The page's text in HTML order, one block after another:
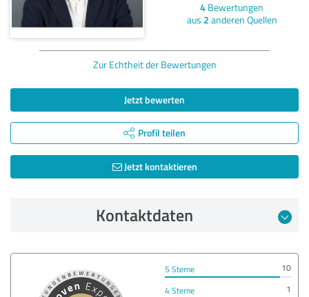
4 Bewertungen
aus 2 anderen Quellen
Zur Echtheit der Bewertungen
Jetzt bewerten
Profil teilen
Jetzt kontaktieren
Kontaktdaten
5 Sterne
10
4 Sterne
1